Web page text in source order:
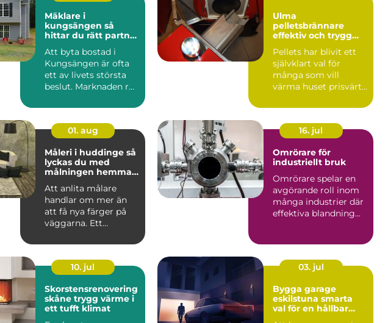
Mäklare i
kungsängen så
hittar du rätt partner
Att byta bostad i
Kungsängen är ofta
ett av livets största
beslut. Marknaden rör
Ulma
pelletsbrännare
effektiv och trygg
Pellets har blivit ett
självklart val för
många som vill
värma huset prisvärt
d...
01. aug
Måleri i huddinge så
lyckas du med
målningen hemma
Att anlita målare
handlar om mer än
att få nya färger på
väggarna. Ett
måleriarbete skydd...
16. jul
Omrörare för
industriellt bruk
Omrörare spelar en
avgörande roll inom
många industrier där
effektiva blandning...
10. jul
Skorstensrenovering
skåne trygg värme i
ett tufft klimat
03. jul
Bygga garage
eskilstuna smarta
val för en hållbar